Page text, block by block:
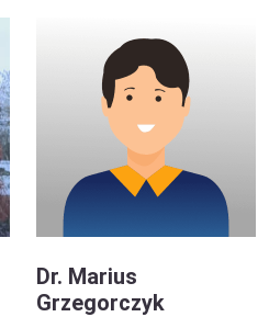
Dr. Marius
Grzegorczyk